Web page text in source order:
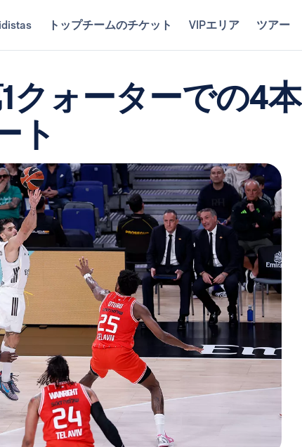
トップチームのチケット VIPエリア ツアー
クォーターでの4本
ト